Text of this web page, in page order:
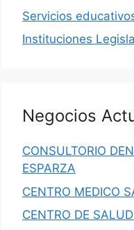
Servicios
Instituciones
Negocios
CONSULTORIO
ESPARZA
CENTRO MEDICO
CENTRO DE